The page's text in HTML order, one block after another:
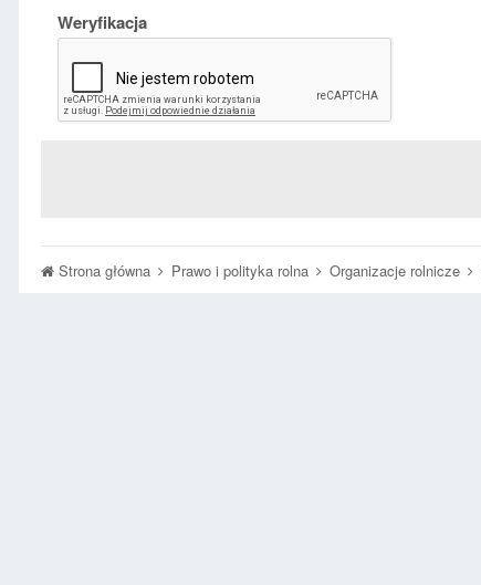
Weryfikacja
Strona główna Prawo i polityka rolna Organizacje rolnicze